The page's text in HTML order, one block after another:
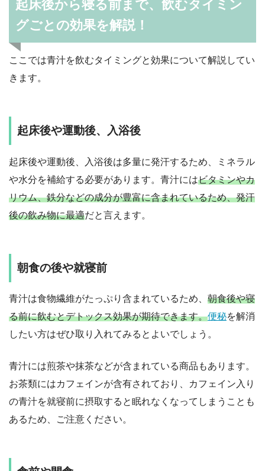
起床後から寝る前まで、飲むタイミン
グごとの効果を解説！
ここでは青汁を飲むタイミングと効果について解説してい
きます。
起床後や運動後、入浴後
起床後や運動後、入浴後は多量に発汗するため、ミネラル
や水分を補給する必要があります。青汁にはビタミンやカ
リウム、鉄分などの成分が豊富に含まれているため、発汗
後の飲み物に最適だと言えます。
朝食の後や就寝前
青汁は食物繊維がたっぷり含まれているため、 朝食後や寝
る前に飲むとデトックス効果が期待できます。便秘を解消
したい方はぜひ取り入れてみるとよいでしょう。
青汁には煎茶や抹茶などが含まれている商品もあります。
お茶類にはカフェインが含有されており、カフェイン入り
の青汁を就寝前に摂取すると眠れなくなってしまうことも
あるため、ご注意ください。